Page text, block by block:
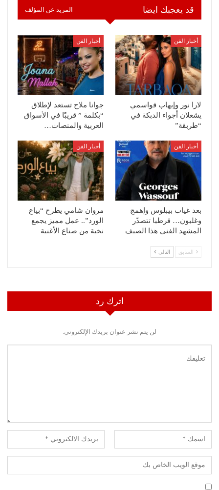
قد يعجبك ايضا المزيد عن المؤلف
أخبار الفن
لارا نور وإيهاب قواسمي
يشعلان أجواء الدبكة في
“طربقة”
أخبار الفن
جوانا ملاح تستعد لإطلاق
“بكلمة ” قريبًا في الأسواق
العربية والمنصات…
أخبار الفن
بعد غياب بيبلوس وإهمج
وغلبون… قرطبا تتصدّر
المشهد الفني هذا الصيف
أخبار الفن
مروان شامي يطرح “بياع
الورد”.. عمل مميز يجمع
نخبة من صناع الأغنية
السابق التالي
اترك رد
لن يتم نشر عنوان بريدك الإلكتروني.